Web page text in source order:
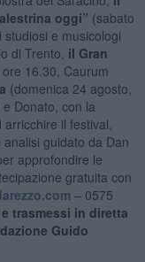
oggi” (sabato
e musicologi
di Trento, il Gran
16.30, Caurum
(domenica 24 agosto,
Donato, con la
il festival,
guidato da Dan
approfondire le
gratuita con
– 0575
trasmessi in diretta
Guido